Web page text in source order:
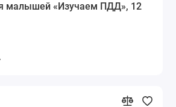
малышей «Изучаем ПДД», 12